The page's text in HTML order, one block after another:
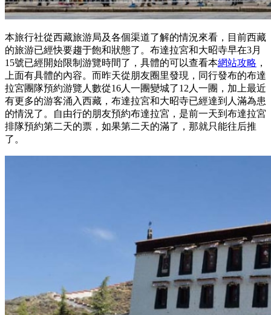
本旅行社從西藏旅游局及各個渠道了解的情況來看，目前西藏
的旅游已經快要趨于飽和狀態了。布達拉宮和大昭寺早在3月
15號已經開始限制游覽時間了，具體的可以查看本網站攻略 ，
上面有具體的內容。而昨天從朋友圈里發現，同行發布的布達
拉宮團隊預約游覽人數從16人一團變城了12人一團，加上最近
有更多的游客涌入西藏，布達拉宮和大昭寺已經達到人滿為患
的情況了。自由行的朋友預約布達拉宮，是前一天到布達拉宮
排隊預約第二天的票，如果第二天的滿了，那就只能往后推
了。